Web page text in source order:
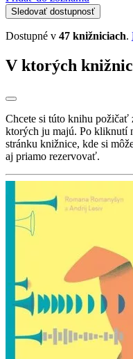
Sledovať dostupnosť
Dostupné v 47 knižniciach.
V ktorých
Chcete si túto knihu
ktorých ju majú. Po kliknutí
stránku knižnice, kde si
aj priamo rezervovať.